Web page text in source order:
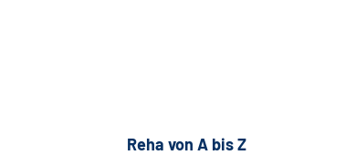
Reha von A bis Z